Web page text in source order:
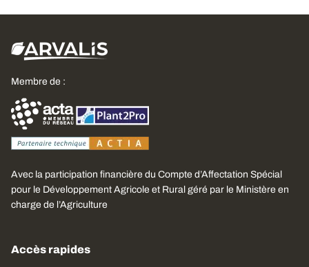
Membre de :
Avec la participation financière du Compte d’Affectation Spécial
pour le Développement Agricole et Rural géré par le Ministère en
charge de l’Agriculture
Accès rapides